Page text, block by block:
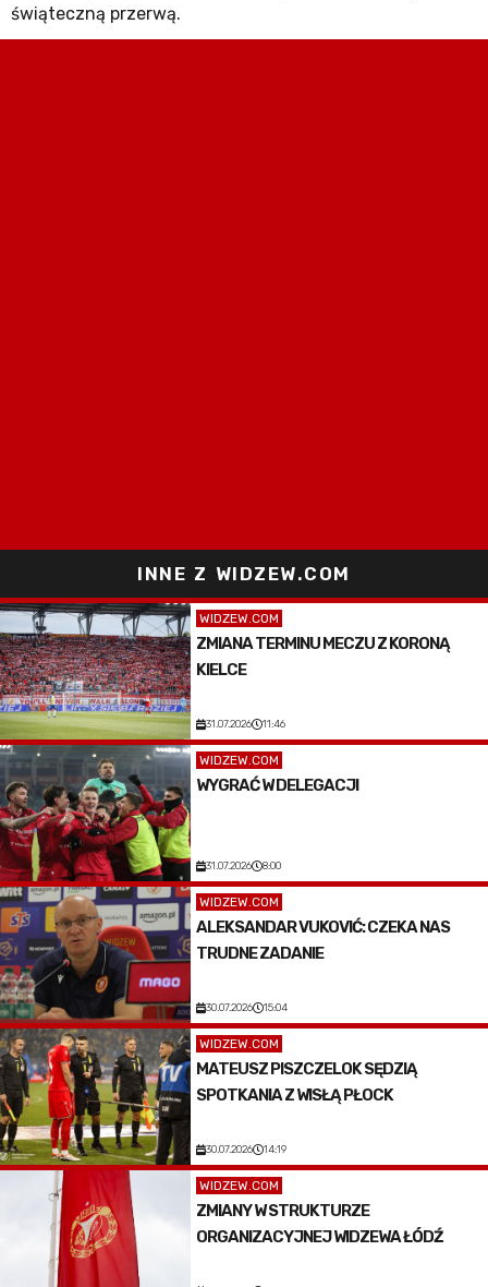
świąteczną przerwą.
INNE Z WIDZEW.COM
WIDZEW.COM
ZMIANA TERMINU MECZU Z KORONĄ
KIELCE
31.07.2026 11:46
WIDZEW.COM
WYGRAĆ W DELEGACJI
31.07.2026 8:00
WIDZEW.COM
ALEKSANDAR VUKOVIĆ: CZEKA NAS
TRUDNE ZADANIE
30.07.2026 15:04
WIDZEW.COM
MATEUSZ PISZCZELOK SĘDZIĄ
SPOTKANIA Z WISŁĄ PŁOCK
30.07.2026 14:19
WIDZEW.COM
ZMIANY W STRUKTURZE
ORGANIZACYJNEJ WIDZEWA ŁÓDŹ